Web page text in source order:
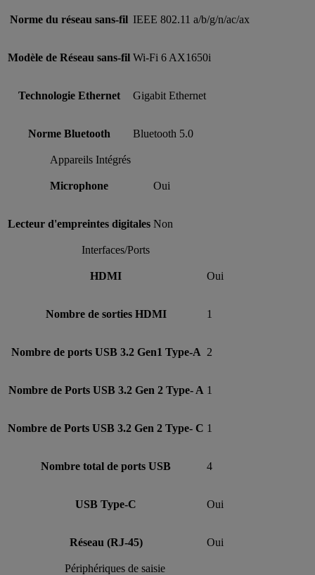
Norme du réseau sans-fil IEEE 802.11 a/b/g/n/ac/ax
Modèle de Réseau sans-fil Wi-Fi 6 AX1650i
Technologie Ethernet Gigabit Ethernet
Norme Bluetooth Bluetooth 5.0
Appareils Intégrés
Microphone Oui
Lecteur d'empreintes digitales Non
Interfaces/Ports
HDMI Oui
Nombre de sorties HDMI 1
Nombre de ports USB 3.2 Gen1 Type-A 2
Nombre de Ports USB 3.2 Gen 2 Type- A 1
Nombre de Ports USB 3.2 Gen 2 Type- C 1
Nombre total de ports USB 4
USB Type-C Oui
Réseau (RJ-45) Oui
Périphériques de saisie